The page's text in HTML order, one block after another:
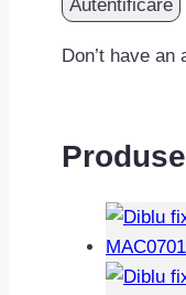
Don’t have an